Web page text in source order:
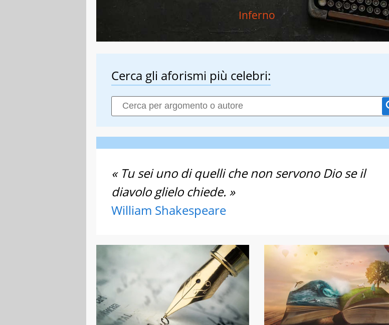
Inferno
Cerca gli aforismi più celebri:
« Tu sei uno di quelli che non servono Dio se il
diavolo glielo chiede. »
William Shakespeare